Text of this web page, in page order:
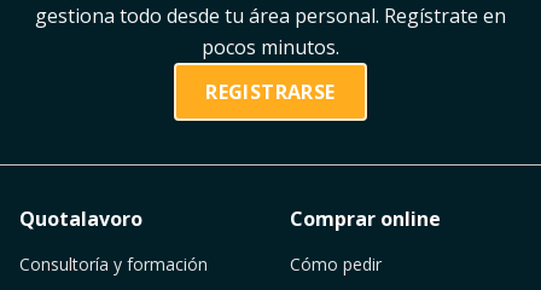
gestiona todo desde tu área personal. Regístrate en
pocos minutos.
REGISTRARSE
Quotalavoro
Consultoría y formación
Comprar online
Cómo pedir